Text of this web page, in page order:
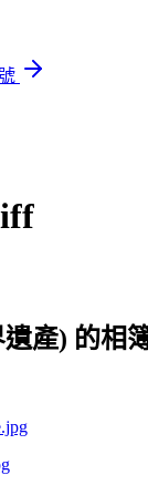
產) 的相